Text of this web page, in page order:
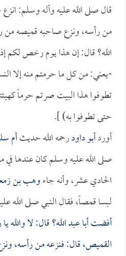
قال صلى الله عليه وآله وسلم:
من رأسه، ونزع صاحبه قميصه من
الله؟ قال: إن هذا يوم رخص لكم
-يعني: من كل ما حرمتم منه إلا
تطوفوا هذا البيت صرتم حرماً
حتى تطوفوا به) ].
أوردأبو داودرحمه الله حديثأم
صلى الله عليه وسلم كان عندها في
الحادي عشر، وأنه جاءوهب بن
لبسا قمصاً، فقال النبي صلى الله
أفضتأبا عبد الله؟ قال: لا والله
القميص، قال: فنزعه من رأسه،